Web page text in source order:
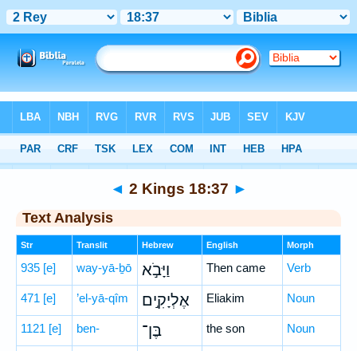
Hebrew> 2 Kings 18:37
◄ 2 Kings 18:37 ►
Text Analysis
Str Translit Hebrew English Morph
935 [e] way-yā-ḇō וַיָּבֹ֣א Then came Verb
471 [e] ’el-yā-qîm אֶלְיָקִ֣ים Eliakim Noun
1121 [e] ben- בֶּן־ the son Noun